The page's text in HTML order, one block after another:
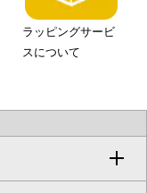
ラッピングサービ
スについて